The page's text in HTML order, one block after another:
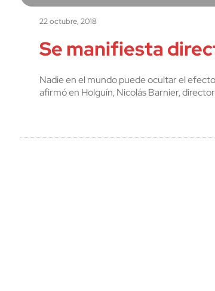
22 octubre, 2018
Se manifiesta
Nadie en el mundo puede ocultar el
afirmó en Holguín, Nicolás Barnier,